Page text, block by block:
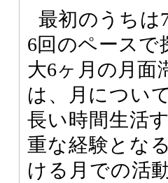
最初のうちは
6回のペースで
大6ヶ月の月面
は、月につい
長い時間生活
重な経験とな
ける月での活